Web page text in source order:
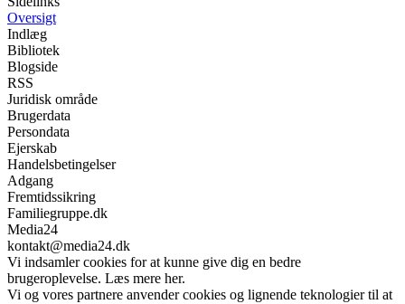
Oversigt
Indlæg
Bibliotek
Blogside
RSS
Juridisk område
Brugerdata
Persondata
Ejerskab
Handelsbetingelser
Adgang
Fremtidssikring
Familiegruppe.dk
Media24
kontakt@media24.dk
Vi indsamler cookies for at kunne give dig en bedre
brugeroplevelse. Læs mere her.
Vi og vores partnere anvender cookies og lignende teknologier til at